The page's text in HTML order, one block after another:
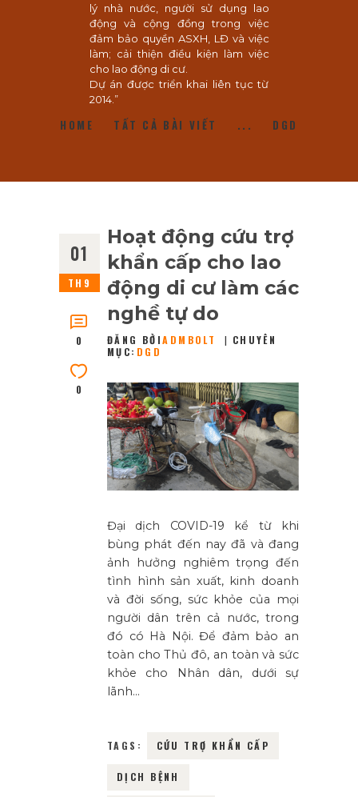
lý nhà nước, người sử dụng lao
động và cộng đồng trong việc
đảm bảo quyền ASXH, LĐ và việc
làm; cải thiện điều kiện làm việc
cho lao động di cư.
Dự án được triển khai liên tục từ
2014.”
HOME TẤT CẢ BÀI VIẾT ... DGD
01
TH9
0
0
Hoạt động cứu trợ
khẩn cấp cho lao
động di cư làm các
nghề tự do
ĐĂNG BỞIADMBOLT
CHUYÊN
MỤC: DGD
Đại dịch COVID-19 kể từ khi
bùng phát đến nay đã và đang
ảnh hưởng nghiêm trọng đến
tình hình sản xuất, kinh doanh
và đời sống, sức khỏe của mọi
người dân trên cả nước, trong
đó có Hà Nội. Để đảm bảo an
toàn cho Thủ đô, an toàn và sức
khỏe cho Nhân dân, dưới sự
lãnh…
TAGS: CỨU TRỢ KHẨN CẤP
DỊCH BỆNH